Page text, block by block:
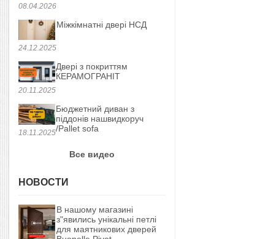
08.04.2026
24.12.2025
Міжкімнатні двері НСД
20.11.2025
Двері з покриттям
КЕРАМОГРАНІТ
18.11.2025
Бюджетний диван з
піддонів нашвидкоруч
/Pallet sofa
Все видео
НОВОСТИ
В нашому магазині
з"явились унікальні петлі
для маятникових дверей